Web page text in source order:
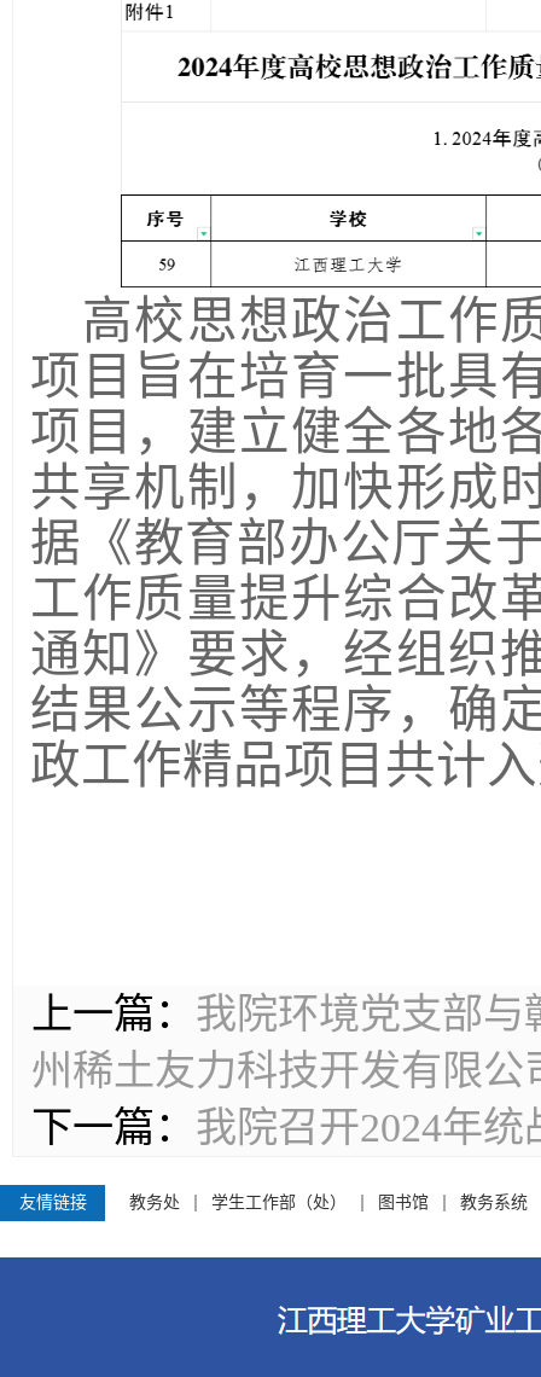
高校思想政治工作
项目旨在培育一批具
项目，建立健全各地
共享机制，加快形成
据《教育部办公厅关
工作质量提升综合改
通知》要求，经组织
结果公示等程序，确
政工作精品项目共计
上一篇： 我院环境党支部与
州稀土友力科技开发有限
下一篇： 我院召开2024年
友情链接 教务处 学生工作部（处） 图书馆 教务系统